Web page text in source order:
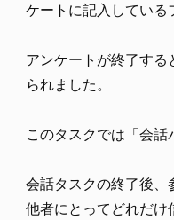
ケートに記入している
アンケートが終了す
られました。
このタスクでは「会話
会話タスクの終了後、
他者にとってどれだけ